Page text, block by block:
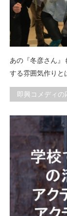
あの『冬彦さん』
する雰囲気作りと
即興コメディの